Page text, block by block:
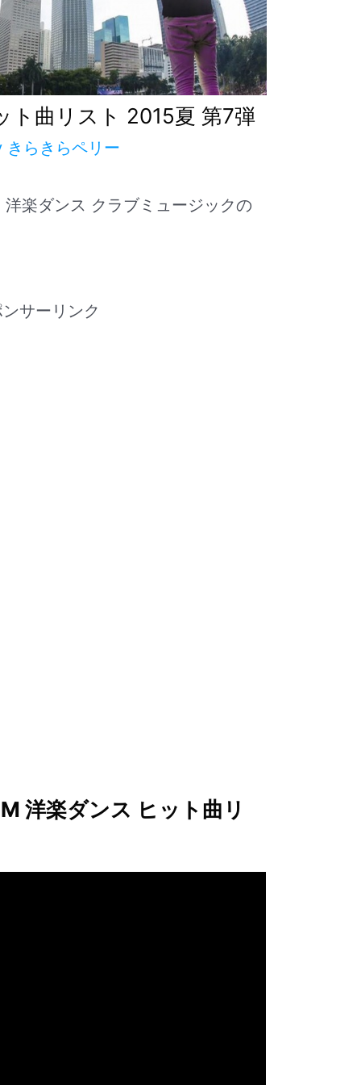
ト曲リスト 2015夏 第7弾
きらきらペリー
楽ダンス クラブミュージックの
サーリンク
洋楽ダンス ヒット曲リ